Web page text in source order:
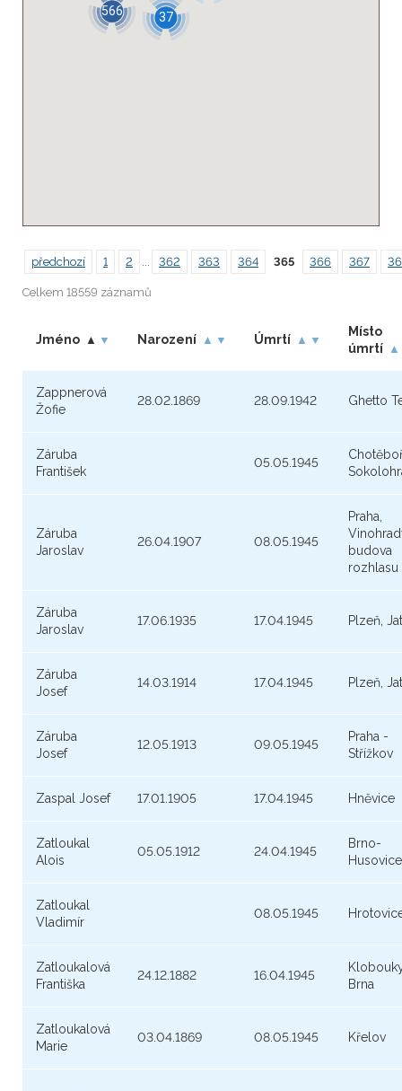
566 37
předchozí 1 2 ... 362 363 364 365 366 367
Celkem 18559 záznamů
Jméno ▲ ▼ Narození ▲ ▼ Úmrtí ▲ ▼
Místo
úmrtí ▲
Zappnerová
Žofie
28.02.1869 28.09.1942 Ghetto
Záruba
František
05.05.1945
Záruba
Jaroslav
26.04.1907 08.05.1945
Praha,
budova
rozhlasu
Záruba
Jaroslav
17.06.1935 17.04.1945 Plzeň,
Záruba
Josef
14.03.1914 17.04.1945 Plzeň,
Záruba
Josef
12.05.1913 09.05.1945
Praha -
Střížkov
Zaspal Josef 17.01.1905 17.04.1945 Hněvice
Zatloukal
Alois
05.05.1912 24.04.1945
Brno-
Husovice
Zatloukal
Vladimír
08.05.1945
Zatloukalová
Františka
24.12.1882 16.04.1945
Brna
Zatloukalová
Marie
03.04.1869 08.05.1945 Křelov